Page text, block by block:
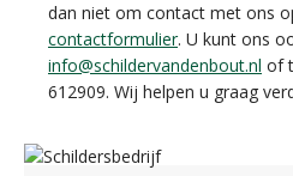
dan niet om contact met ons
contactformulier. U kunt ons
info@schildervandenbout.nl of
612909. Wij helpen u graag